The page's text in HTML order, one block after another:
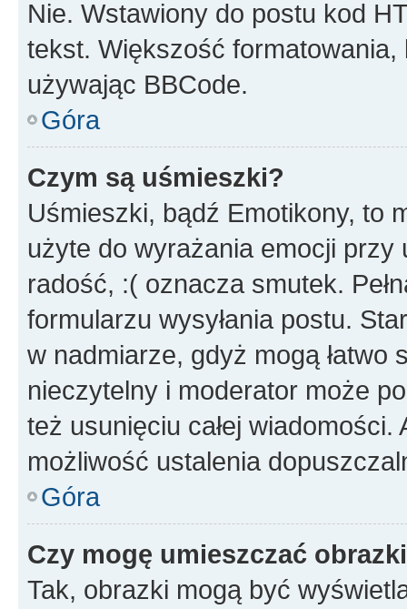
Nie. Wstawiony do postu kod
tekst. Większość
używając BBCode.
Góra
Czym są uśmieszki?
Uśmieszki, bądź Emotikony, to
użyte do wyrażania emocji
radość, :( oznacza smutek.
formularzu wysyłania postu.
w nadmiarze, gdyż mogą
nieczytelny i moderator może
też usunięciu całej
możliwość ustalenia
Góra
Czy mogę umieszczać
Tak, obrazki mogą być